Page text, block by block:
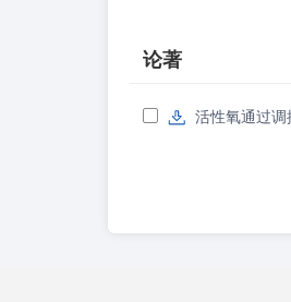
论著
活性氧通过调